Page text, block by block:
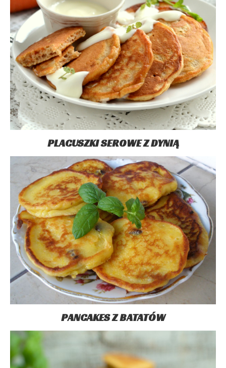
PLACUSZKI SEROWE Z DYNIĄ
PANCAKES Z BATATÓW